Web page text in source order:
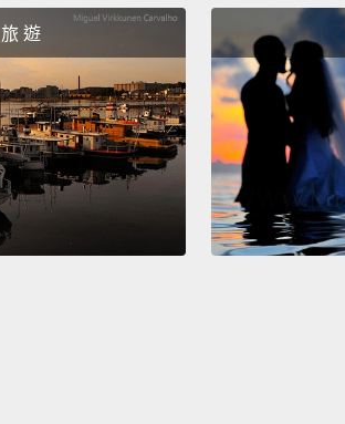
doctors so badly?"
那你就會問：「那妳為什麼那麼想要妳
"Because I want my kids to take
obviously! The fact that you don't
reason why you never became a
「因為我想要我的小孩賺別人的錢啊
啦，才會永遠當不了醫生。」
旅 遊